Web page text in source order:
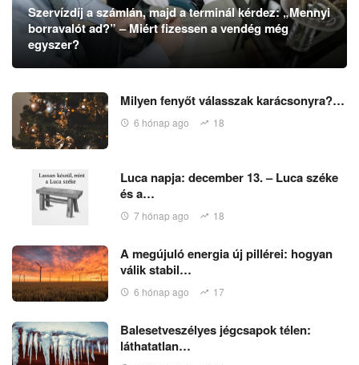
Szervízdíj a számlán, majd a terminál kérdez: „Mennyi
borravalót ad?” – Miért fizessen a vendég még
egyszer?
Milyen fenyőt válasszak karácsonyra?…
6 hónap ago 18
Luca napja: december 13. – Luca széke
és a…
7 hónap ago 18
A megújuló energia új pillérei: hogyan
válik stabil…
6 hónap ago 17
Balesetveszélyes jégcsapok télen:
láthatatlan…